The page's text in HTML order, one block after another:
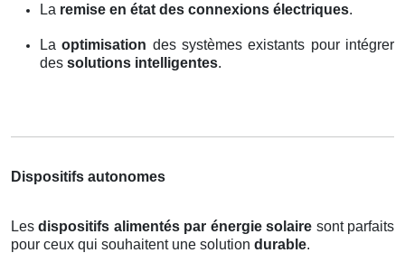
La remise en état des connexions électriques.
Laoptimisation des systèmes existants pour intégrer
des solutions intelligentes.
Dispositifs autonomes
Lesdispositifs alimentés par énergie solaire sont parfaits
pour ceux qui souhaitent une solution durable.